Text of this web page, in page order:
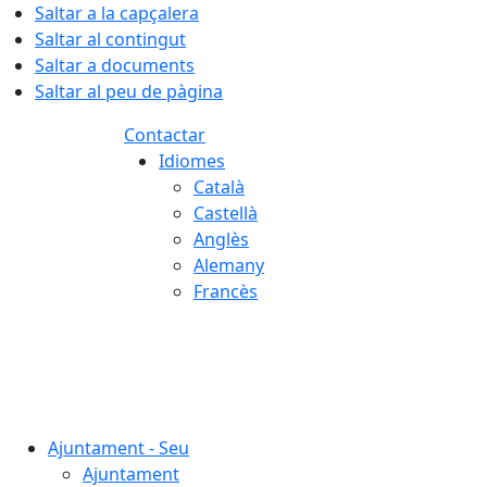
Saltar a la capçalera
Saltar al contingut
Saltar a documents
Saltar al peu de pàgina
Contactar
Idiomes
Català
Castellà
Anglès
Alemany
Francès
Ajuntament - Seu
Ajuntament